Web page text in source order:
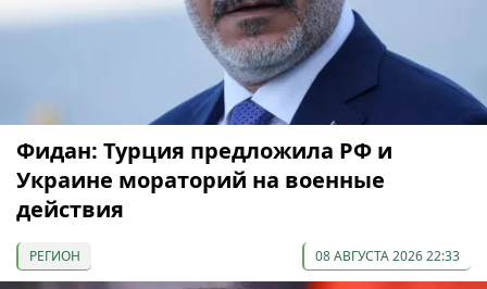
Фидан: Турция предложила РФ и
Украине мораторий на военные
действия
РЕГИОН 08 АВГУСТА 2026 22:33